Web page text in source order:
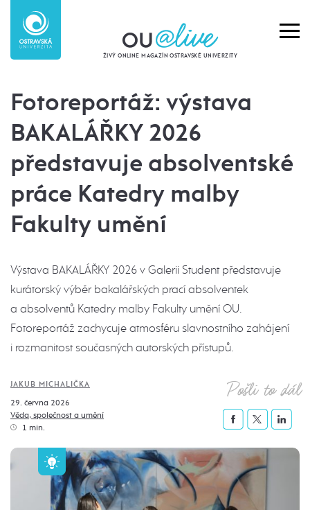
ŽIVÝ ONLINE MAGAZÍN OSTRAVSKÉ UNIVERZITY
Fotoreportáž: výstava
BAKALÁŘKY 2026
představuje absolventské
práce Katedry malby
Fakulty umění
Výstava BAKALÁŘKY 2026 v Galerii Student představuje
kurátorský výběr bakalářských prací absolventek
a absolventů Katedry malby Fakulty umění OU.
Fotoreportáž zachycuje atmosféru slavnostního zahájení
i rozmanitost současných autorských přístupů.
JAKUB MICHALIČKA
29. června 2026
Věda, společnost a umění
1 min.
Pošli to dál